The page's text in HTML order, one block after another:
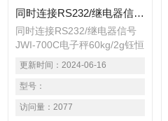
同时连接RS232/继电器信号JWI-700C电子秤60kg/2g钰恒电子秤
同时连接RS232/继电器信号
JWI-700C电子秤60kg/2g钰恒
电子秤 精度达1/15000，内部
可调1/30000。 适用1个荷重
元装置的电子秤。 具有单点
校正及三点校正之功能，确保
精准度。 自动平均单重功
更新时间： 2024-06-16
型号：
访问量： 2077